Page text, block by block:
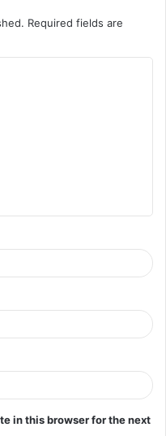
Required fields are
in this browser for the next